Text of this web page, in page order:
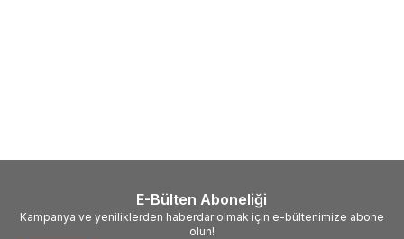
E-Bülten Aboneliği
Kampanya ve yeniliklerden haberdar olmak için e-bültenimize abone
olun!